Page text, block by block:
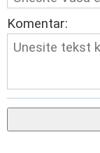
Komentar: